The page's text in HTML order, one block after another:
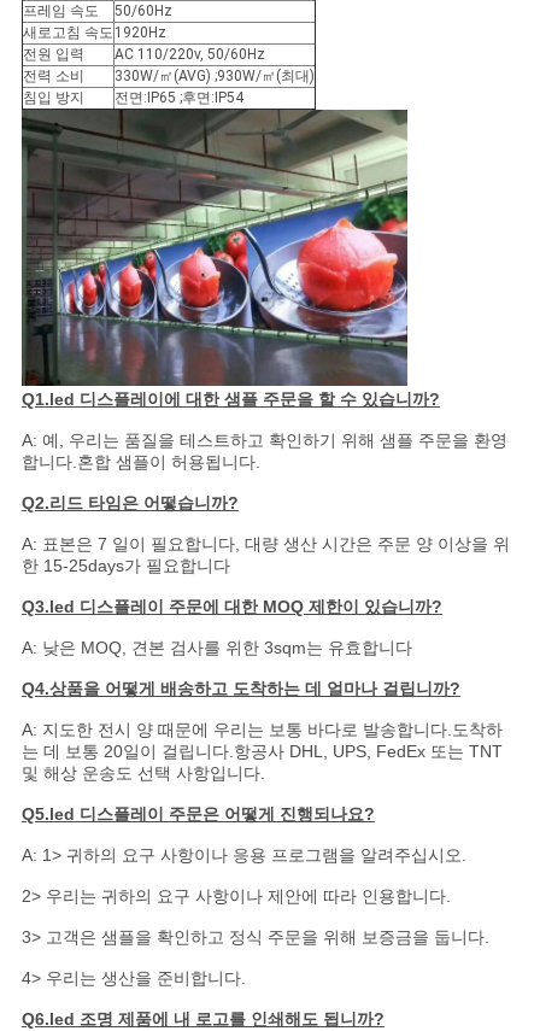
사
생
활
보
호
정
책
프레임 속도
50/60Hz
새로고침 속도 1920Hz
전원 입력
AC 110/220v, 50/60Hz
전력 소비
330W/㎡(AVG) ;930W/㎡(최대)
침입 방지
전면:IP65 ;후면:IP54
Q1.led 디스플레이에 대한 샘플 주문을 할 수 있습니까?
A: 예, 우리는 품질을 테스트하고 확인하기 위해 샘플 주문을 환영
합니다.혼합 샘플이 허용됩니다.
Q2.리드 타임은 어떻습니까?
A: 표본은 7 일이 필요합니다, 대량 생산 시간은 주문 양 이상을 위
한 15-25days가 필요합니다
Q3.led 디스플레이 주문에 대한 MOQ 제한이 있습니까?
A: 낮은 MOQ, 견본 검사를 위한 3sqm는 유효합니다
Q4.상품을 어떻게 배송하고 도착하는 데 얼마나 걸립니까?
A: 지도한 전시 양 때문에 우리는 보통 바다로 발송합니다.도착하
는 데 보통 20일이 걸립니다.항공사 DHL, UPS, FedEx 또는 TNT
및 해상 운송도 선택 사항입니다.
Q5.led 디스플레이 주문은 어떻게 진행되나요?
A: 1> 귀하의 요구 사항이나 응용 프로그램을 알려주십시오.
2> 우리는 귀하의 요구 사항이나 제안에 따라 인용합니다.
3> 고객은 샘플을 확인하고 정식 주문을 위해 보증금을 둡니다.
4> 우리는 생산을 준비합니다.
Q6.led 조명 제품에 내 로고를 인쇄해도 됩니까?